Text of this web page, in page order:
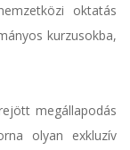
oktatás
kurzusokba,
megállapodás
olyan exkluzív